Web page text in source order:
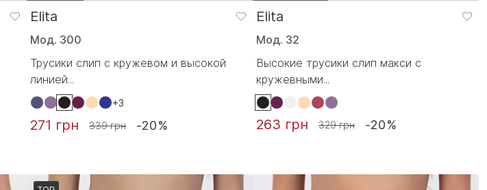
Elita
Мод. 300
Трусики слип с кружевом и высокой
линией...
+3
271 грн 339 грн -20%
Elita
Мод. 32
Высокие трусики слип макси с
кружевными...
263 грн 329 грн -20%